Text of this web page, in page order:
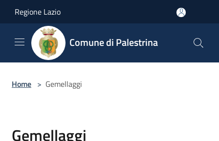
Regione Lazio
Comune di Palestrina
Home > Gemellaggi
Gemellaggi